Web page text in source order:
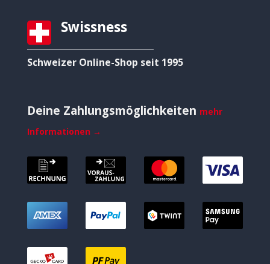
Swissness
Schweizer Online-Shop seit 1995
Deine Zahlungsmöglichkeiten mehr
Informationen →